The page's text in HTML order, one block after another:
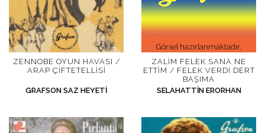
ZENNOBE OYUN HAVASI /
ARAP ÇIFTETELLISI
GRAFSON SAZ HEYETI
Görsel hazırlanmaktadır.
ZALIM FELEK SANA NE
ETTIM / FELEK VERDI DERT
BAŞIMA
SELAHATTIN ERORHAN